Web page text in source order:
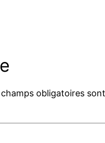
champs obligatoires